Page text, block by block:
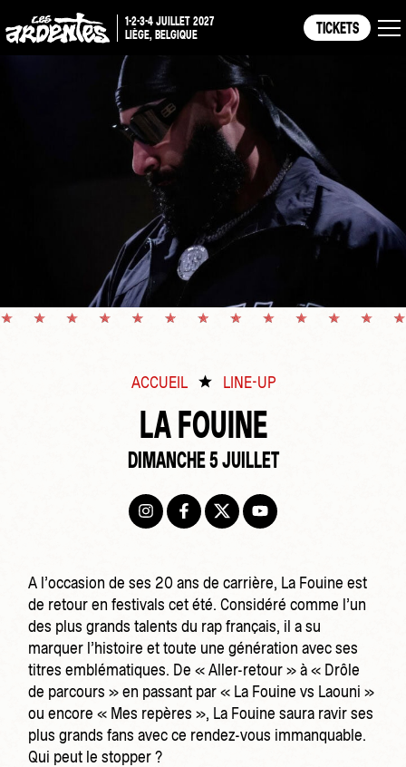
1-2-3-4 JUILLET 2027
LIÈGE, BELGIQUE
TICKETS
ACCUEIL LINE-UP
LA FOUINE
DIMANCHE 5 JUILLET
A l’occasion de ses 20 ans de carrière, La Fouine est
de retour en festivals cet été. Considéré comme l’un
des plus grands talents du rap français, il a su
marquer l’histoire et toute une génération avec ses
titres emblématiques. De « Aller-retour » à « Drôle
de parcours » en passant par « La Fouine vs Laouni »
ou encore « Mes repères », La Fouine saura ravir ses
plus grands fans avec ce rendez-vous immanquable.
Qui peut le stopper ?